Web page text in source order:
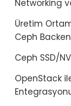
Networking
Üretim
Ceph
Ceph SSD/
OpenStack